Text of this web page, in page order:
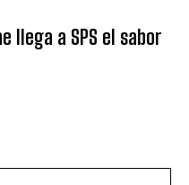
llega a SPS el sabor